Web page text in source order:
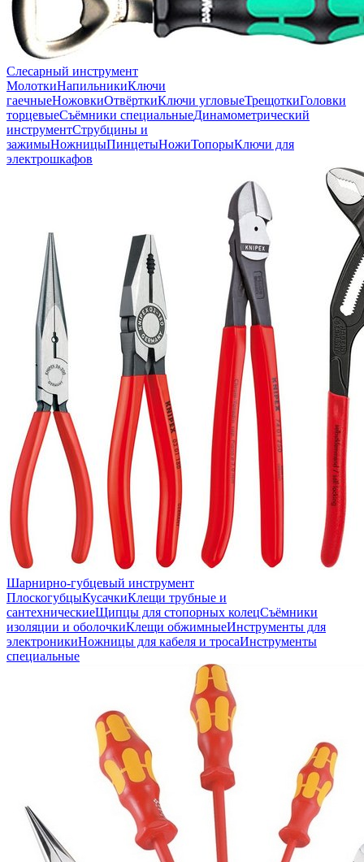
Слесарный инструмент
МолоткиНапильникиКлючи
гаечныеНожовкиОтвёрткиКлючи угловыеТрещоткиГоловки
торцевыеСъёмники специальныеДинамометрический
инструментСтрубцины и
зажимыНожницыПинцетыНожиТопорыКлючи для
электрошкафов
Шарнирно-губцевый инструмент
ПлоскогубцыКусачкиКлещи трубные и
сантехническиеЩипцы для стопорных колецСъёмники
изоляции и оболочкиКлещи обжимныеИнструменты для
электроникиНожницы для кабеля и тросаИнструменты
специальные